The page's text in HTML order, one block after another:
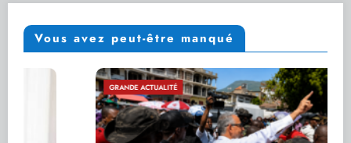
Vous avez peut-être manqué
GRANDE ACTUALITÉ